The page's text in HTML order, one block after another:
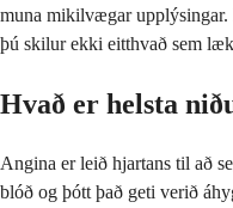
muna mikilvægar
þú skilur ekki eitthvað sem
Hvað er helsta
Angina er leið hjartans til að
blóð og þótt það geti verið